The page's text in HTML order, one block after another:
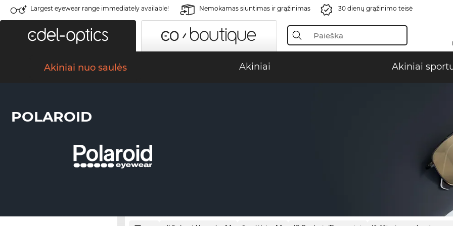
Largest eyewear range immediately available! Nemokamas siuntimas ir grąžinimas 30 dienų grąžinimo teisė
Akiniai nuo saulės Akiniai Akiniai
POLAROID